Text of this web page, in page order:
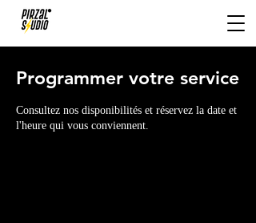
Programmer votre service
Consultez nos disponibilités et réservez la date et
l'heure qui vous conviennent.